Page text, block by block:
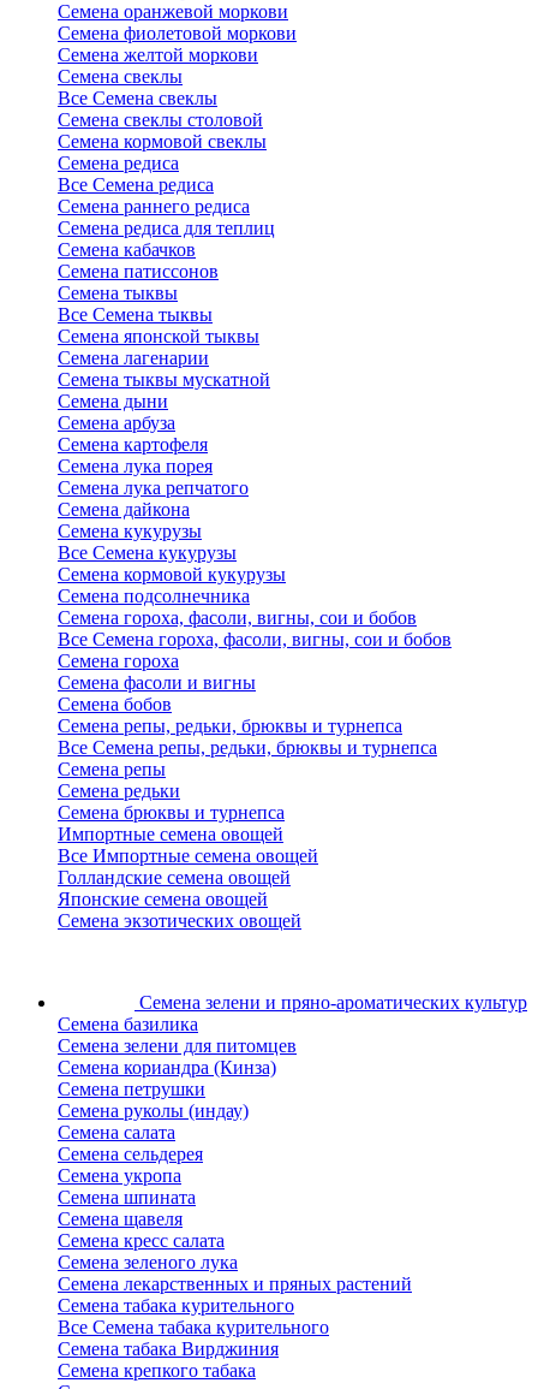
Семена оранжевой моркови
Семена фиолетовой моркови
Семена желтой моркови
Семена свеклы
Все Семена свеклы
Семена свеклы столовой
Семена кормовой свеклы
Семена редиса
Все Семена редиса
Семена раннего редиса
Семена редиса для теплиц
Семена кабачков
Семена патиссонов
Семена тыквы
Все Семена тыквы
Семена японской тыквы
Семена лагенарии
Семена тыквы мускатной
Семена дыни
Семена арбуза
Семена картофеля
Семена лука порея
Семена лука репчатого
Семена дайкона
Семена кукурузы
Все Семена кукурузы
Семена кормовой кукурузы
Семена подсолнечника
Семена гороха, фасоли, вигны, сои и бобов
Все Семена гороха, фасоли, вигны, сои и бобов
Семена гороха
Семена фасоли и вигны
Семена бобов
Семена репы, редьки, брюквы и турнепса
Все Семена репы, редьки, брюквы и турнепса
Семена репы
Семена редьки
Семена брюквы и турнепса
Импортные семена овощей
Все Импортные семена овощей
Голландские семена овощей
Японские семена овощей
Семена экзотических овощей
Семена зелени и пряно-ароматических культур
Семена базилика
Семена зелени для питомцев
Семена кориандра (Кинза)
Семена петрушки
Семена руколы (индау)
Семена салата
Семена сельдерея
Семена укропа
Семена шпината
Семена щавеля
Семена кресс салата
Семена зеленого лука
Семена лекарственных и пряных растений
Семена табака курительного
Все Семена табака курительного
Семена табака Вирджиния
Семена крепкого табака